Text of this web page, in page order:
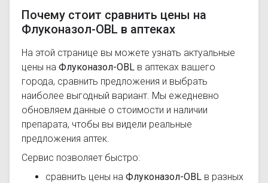
Почему стоит сравнить цены на
Флуконазол-OBL в аптеках
На этой странице вы можете узнать актуальные
цены на Флуконазол-OBL в аптеках вашего
города, сравнить предложения и выбрать
наиболее выгодный вариант. Мы ежедневно
обновляем данные о стоимости и наличии
препарата, чтобы вы видели реальные
предложения аптек.
Сервис позволяет быстро:
сравнить цены на Флуконазол-OBL в разных